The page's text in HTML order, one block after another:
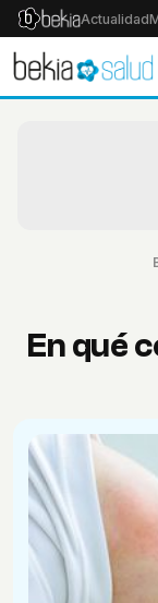
Actualidad
En qué